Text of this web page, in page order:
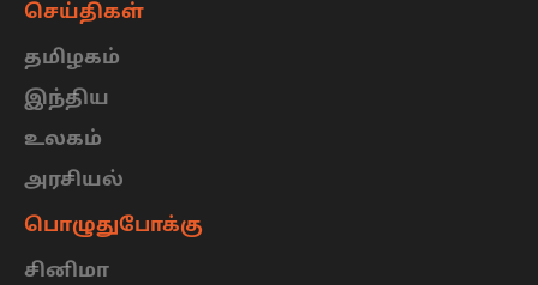
செய்திகள்
தமிழகம்
இந்திய
உலகம்
அரசியல்
பொழுதுபோக்கு
சினிமா